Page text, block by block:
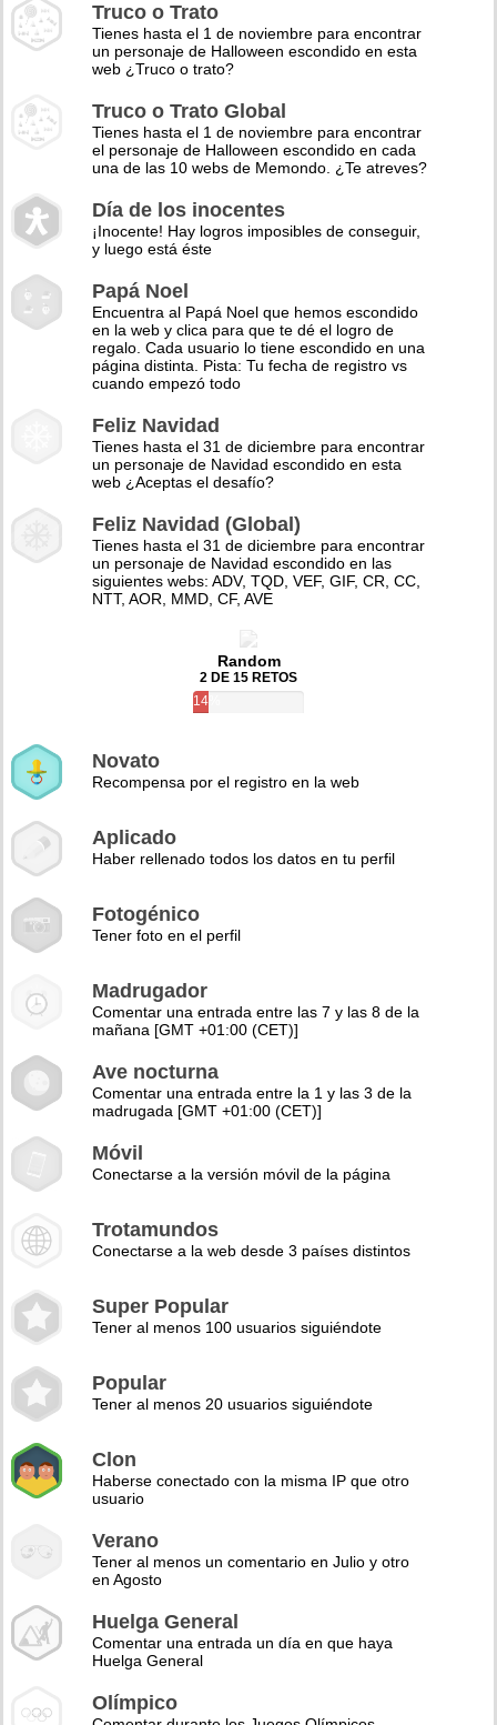
Truco o Trato
Tienes hasta el 1 de noviembre para encontrar
un personaje de Halloween escondido en esta
web ¿Truco o trato?
Truco o Trato Global
Tienes hasta el 1 de noviembre para encontrar
el personaje de Halloween escondido en cada
una de las 10 webs de Memondo. ¿Te atreves?
Día de los inocentes
¡Inocente! Hay logros imposibles de conseguir,
y luego está éste
Papá Noel
Encuentra al Papá Noel que hemos escondido
en la web y clica para que te dé el logro de
regalo. Cada usuario lo tiene escondido en una
página distinta. Pista: Tu fecha de registro vs
cuando empezó todo
Feliz Navidad
Tienes hasta el 31 de diciembre para encontrar
un personaje de Navidad escondido en esta
web ¿Aceptas el desafío?
Feliz Navidad (Global)
Tienes hasta el 31 de diciembre para encontrar
un personaje de Navidad escondido en las
siguientes webs: ADV, TQD, VEF, GIF, CR, CC,
NTT, AOR, MMD, CF, AVE
Random
2 DE 15 RETOS
14%
Novato
Recompensa por el registro en la web
Aplicado
Haber rellenado todos los datos en tu perfil
Fotogénico
Tener foto en el perfil
Madrugador
Comentar una entrada entre las 7 y las 8 de la
mañana [GMT +01:00 (CET)]
Ave nocturna
Comentar una entrada entre la 1 y las 3 de la
madrugada [GMT +01:00 (CET)]
Móvil
Conectarse a la versión móvil de la página
Trotamundos
Conectarse a la web desde 3 países distintos
Super Popular
Tener al menos 100 usuarios siguiéndote
Popular
Tener al menos 20 usuarios siguiéndote
Clon
Haberse conectado con la misma IP que otro
usuario
Verano
Tener al menos un comentario en Julio y otro
en Agosto
Huelga General
Comentar una entrada un día en que haya
Huelga General
Olímpico